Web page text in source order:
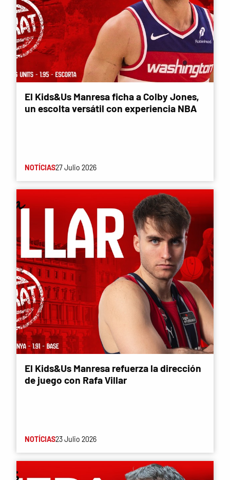
El Kids&Us Manresa ficha a Colby Jones,
un escolta versátil con experiencia NBA
NOTÍCIAS27 Julio 2026
El Kids&Us Manresa refuerza la dirección
de juego con Rafa Villar
NOTÍCIAS23 Julio 2026